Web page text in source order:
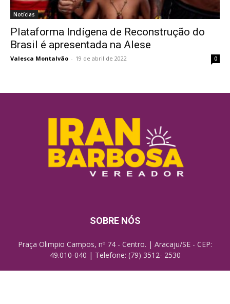
Notícias
Plataforma Indígena de Reconstrução do
Brasil é apresentada na Alese
Valesca Montalvão - 19 de abril de 2022 0
SOBRE NÓS
Praça Olimpio Campos, nº 74 - Centro. | Aracaju/SE - CEP:
49.010-040 | Telefone: (79) 3512- 2530